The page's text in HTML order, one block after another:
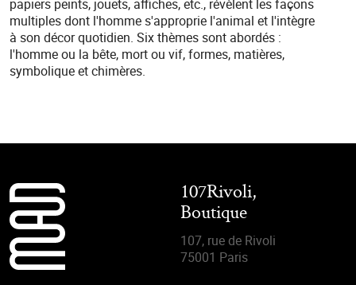
papiers peints, jouets, affiches, etc., révèlent les façons
multiples dont l'homme s'approprie l'animal et l'intègre
à son décor quotidien. Six thèmes sont abordés :
l'homme ou la bête, mort ou vif, formes, matières,
symbolique et chimères.
107Rivoli,
Boutique
107, rue de Rivoli
75001 Paris